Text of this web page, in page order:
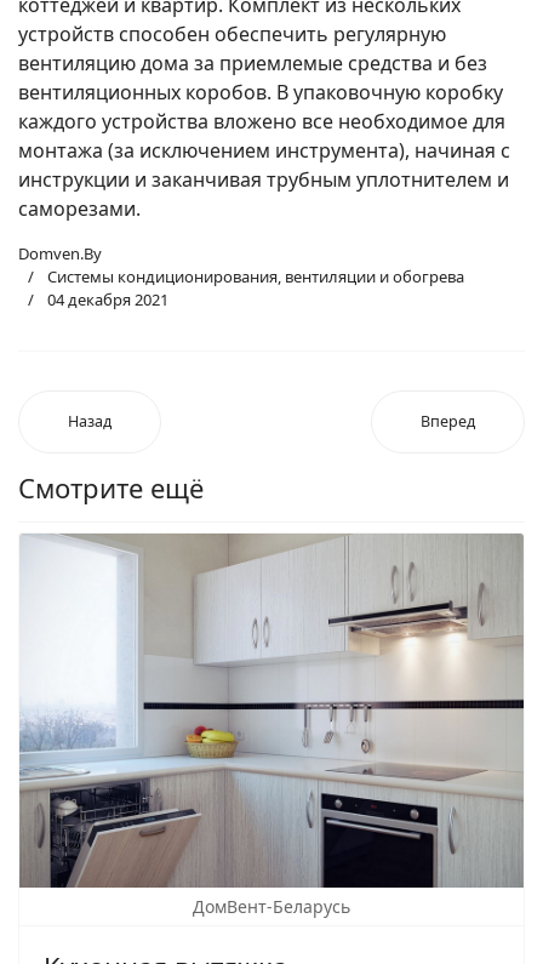
устройств способен обеспечить регулярную
вентиляцию дома за приемлемые средства и без
вентиляционных коробов. В упаковочную коробку
каждого устройства вложено все необходимое для
монтажа (за исключением инструмента), начиная с
инструкции и заканчивая трубным уплотнителем и
саморезами.
Domven.By
Системы кондиционирования, вентиляции и обогрева
04 декабря 2021
Назад Вперед
Смотрите ещё
ДомВент-Беларусь